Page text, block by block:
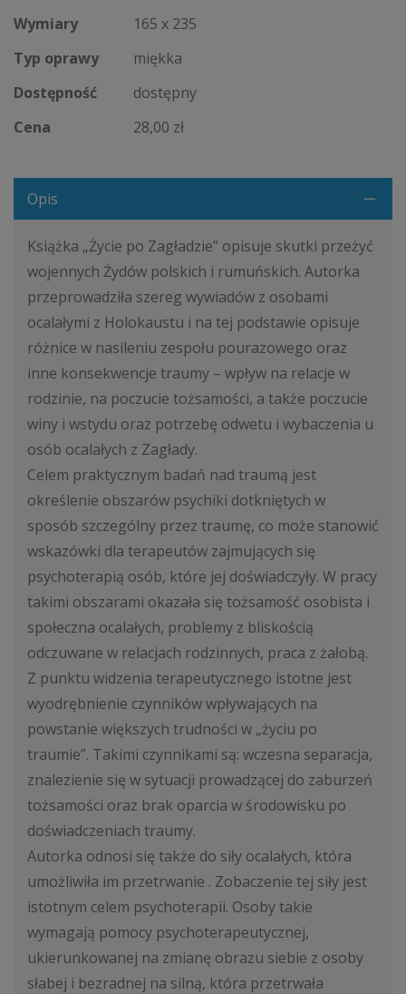
Wymiary
165 x 235
Typ oprawy
miękka
Dostępność
dostępny
Cena
28,00 zł
Opis
Książka „Życie po Zagładzie” opisuje skutki przeżyć
wojennych Żydów polskich i rumuńskich. Autorka
przeprowadziła szereg wywiadów z osobami
ocalałymi z Holokaustu i na tej podstawie opisuje
różnice w nasileniu zespołu pourazowego oraz
inne konsekwencje traumy – wpływ na relacje w
rodzinie, na poczucie tożsamości, a także poczucie
winy i wstydu oraz potrzebę odwetu i wybaczenia u
osób ocalałych z Zagłady.
Celem praktycznym badań nad traumą jest
określenie obszarów psychiki dotkniętych w
sposób szczególny przez traumę, co może stanowić
wskazówki dla terapeutów zajmujących się
psychoterapią osób, które jej doświadczyły. W pracy
takimi obszarami okazała się tożsamość osobista i
społeczna ocalałych, problemy z bliskością
odczuwane w relacjach rodzinnych, praca z żałobą.
Z punktu widzenia terapeutycznego istotne jest
wyodrębnienie czynników wpływających na
powstanie większych trudności w „życiu po
traumie”. Takimi czynnikami są: wczesna separacja,
znalezienie się w sytuacji prowadzącej do zaburzeń
tożsamości oraz brak oparcia w środowisku po
doświadczeniach traumy.
Autorka odnosi się także do siły ocalałych, która
umożliwiła im przetrwanie . Zobaczenie tej siły jest
istotnym celem psychoterapii. Osoby takie
wymagają pomocy psychoterapeutycznej,
ukierunkowanej na zmianę obrazu siebie z osoby
słabej i bezradnej na silną, która przetrwała